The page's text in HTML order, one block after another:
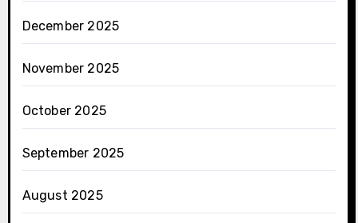
December 2025
November 2025
October 2025
September 2025
August 2025